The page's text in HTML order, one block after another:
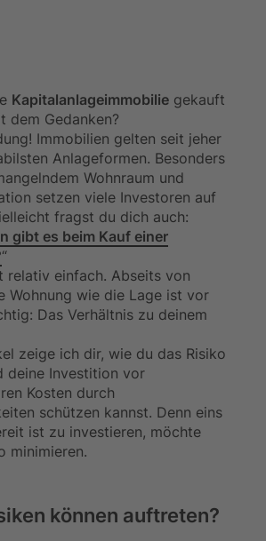
Kapitalanlageimmobilie gekauft
dem Gedanken?
Immobilien gelten seit jeher
Anlageformen. Besonders
Wohnraum und
setzen viele Investoren auf
fragst du dich auch:
gibt es beim Kauf einer
“
relativ einfach. Abseits von
Wohnung wie die Lage ist vor
Das Verhältnis zu deinem
zeige ich dir, wie du das Risiko
deine Investition vor
Kosten durch
schützen kannst. Denn eins
ist zu investieren, möchte
minimieren.
können auftreten?